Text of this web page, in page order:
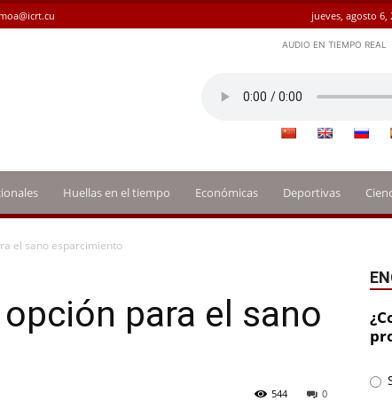
jueves, agosto 6,
AUDIO EN TIEMPO REAL
Huellas en el tiempo Económicas Deportivas
el sano esparcimiento
para el sano
0
544